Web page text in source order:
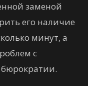
заменой
его наличие
минут, а
с